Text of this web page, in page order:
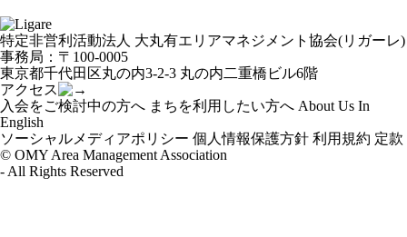
ゲ
ー
シ
ョ
ン
特定非営利活動法人 大丸有エリアマネジメント協会(リガーレ)
事務局：〒100-0005
東京都千代田区丸の内3-2-3 丸の内二重橋ビル6階
アクセス
入会をご検討中の方へ まちを利用したい方へ About Us In
English
ソーシャルメディアポリシー 個人情報保護方針 利用規約 定款
© OMY Area Management Association
- All Rights Reserved